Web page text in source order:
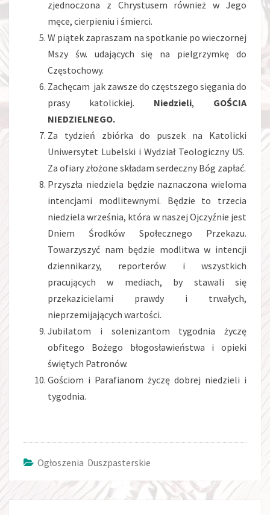
zjednoczona z Chrystusem również w Jego
męce, cierpieniu i śmierci.
W piątek zapraszam na spotkanie po wieczornej
Mszy św. udających się na pielgrzymkę do
Częstochowy.
Zachęcam jak zawsze do częstszego sięgania do
prasy katolickiej. Niedzieli, GOŚCIA
NIEDZIELNEGO.
Za tydzień zbiórka do puszek na Katolicki
Uniwersytet Lubelski i Wydział Teologiczny US.
Za ofiary złożone składam serdeczny Bóg zapłać.
Przyszła niedziela będzie naznaczona wieloma
intencjami modlitewnymi. Będzie to trzecia
niedziela września, która w naszej Ojczyźnie jest
Dniem Środków Społecznego Przekazu.
Towarzyszyć nam będzie modlitwa w intencji
dziennikarzy, reporterów i wszystkich
pracujących w mediach, by stawali się
przekazicielami prawdy i trwałych,
nieprzemijających wartości.
Jubilatom i solenizantom tygodnia życzę
obfitego Bożego błogosławieństwa i opieki
świętych Patronów.
Gościom i Parafianom życzę dobrej niedzieli i
tygodnia.
Ogłoszenia Duszpasterskie